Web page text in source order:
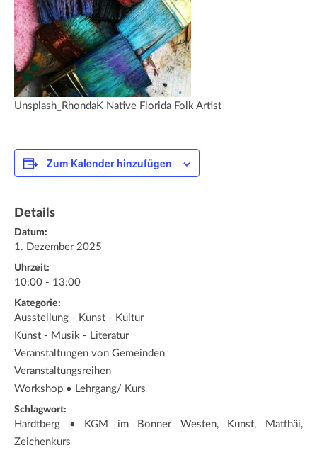
Unsplash_RhondaK Native Florida Folk Artist
Zum Kalender hinzufügen
Details
Datum:
1. Dezember 2025
Uhrzeit:
10:00 - 13:00
Kategorie:
Ausstellung - Kunst - Kultur
Kunst - Musik - Literatur
Veranstaltungen von Gemeinden
Veranstaltungsreihen
Workshop • Lehrgang/ Kurs
Schlagwort:
Hardtberg • KGM im Bonner Westen, Kunst, Matthäi,
Zeichenkurs